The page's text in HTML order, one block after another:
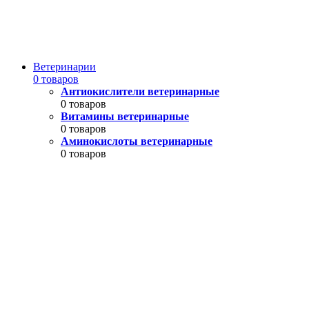
Ветеринарии
0 товаров
Антиокислители ветеринарные
0 товаров
Витамины ветеринарные
0 товаров
Аминокислоты ветеринарные
0 товаров